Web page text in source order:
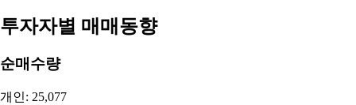
투자자별 매매동향
순매수량
개인: 25,077